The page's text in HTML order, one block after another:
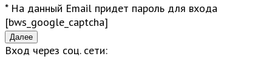
* На данный Email придет пароль для входа
[bws_google_captcha]
Вход через соц. сети: